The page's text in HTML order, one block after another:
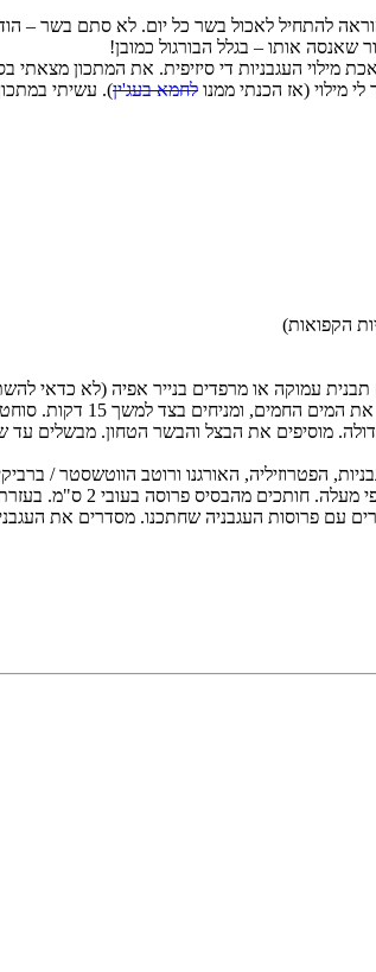
להתחיל לאכול בשר כל יום. לא סתם בשר –
שאנסה אותו – בגלל הבורגול כמובן!
לחמא בעג'ין). עשיתי
בצד למשך 15 דקות. סוחטים את עודפי הנוזלים מהבורגול.
מוסיפים את הבצל והבשר הטחון. מבשלים עד
הפטרוזיליה, האורגנו ורוטב הווטשסטר /
או כף פריזיאן, מוציאים את תוכן העגבניה. אפשר להוסיף חלק מבשר העגבניה לתערובת הבשר.
עם פרוסות העגבניה שחתכנו. מסדרים את